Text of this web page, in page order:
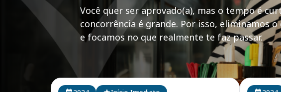
Você quer ser aprovado(a), mas o tempo é
concorrência é grande. Por isso, eliminamos
e focamos no que realmente te faz passar.
Cursos em destaque para passar no concurso SEMAE RS